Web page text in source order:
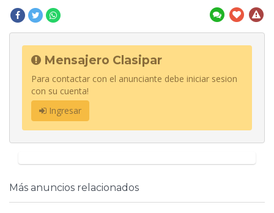
Mensajero Clasipar
Para contactar con el anunciante debe iniciar sesion
con su cuenta!
Ingresar
Más anuncios relacionados